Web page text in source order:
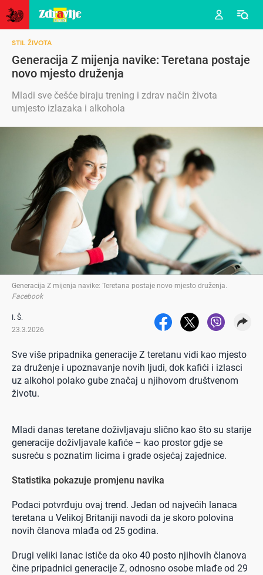
STIL ŽIVOTA
Generacija Z mijenja navike: Teretana postaje
novo mjesto druženja
Mladi sve češće biraju trening i zdrav način života
umjesto izlazaka i alkohola
Generacija Z mijenja navike: Teretana postaje novo mjesto druženja.
Facebook
I. Š.
23.3.2026
Sve više pripadnika generacije Z teretanu vidi kao mjesto
za druženje i upoznavanje novih ljudi, dok kafići i izlasci
uz alkohol polako gube značaj u njihovom društvenom
životu.
Mladi danas teretane doživljavaju slično kao što su starije
generacije doživljavale kafiće – kao prostor gdje se
susreću s poznatim licima i grade osjećaj zajednice.
Statistika pokazuje promjenu navika
Podaci potvrđuju ovaj trend. Jedan od najvećih lanaca
teretana u Velikoj Britaniji navodi da je skoro polovina
novih članova mlađa od 25 godina.
Drugi veliki lanac ističe da oko 40 posto njihovih članova
čine pripadnici generacije Z, odnosno osobe mlađe od 29